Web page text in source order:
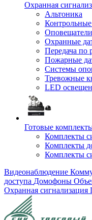
Охранная
Альтоника
Оповещатели
Охранные
Передача по
Пожарные
Системы
Тревожные
LED
Готовые
Комплекты
Комплекты
Комплекты
Видеонаблюдение
доступа Домофоны
Охранная сигнализация